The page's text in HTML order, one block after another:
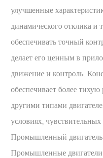
улучшенные
динамического отклика и
обеспечивать точный
делает его ценным в
движение и контроль.
обеспечивает более
другими типами
условиях,
Промышленный двигатель
Промышленные двигатели